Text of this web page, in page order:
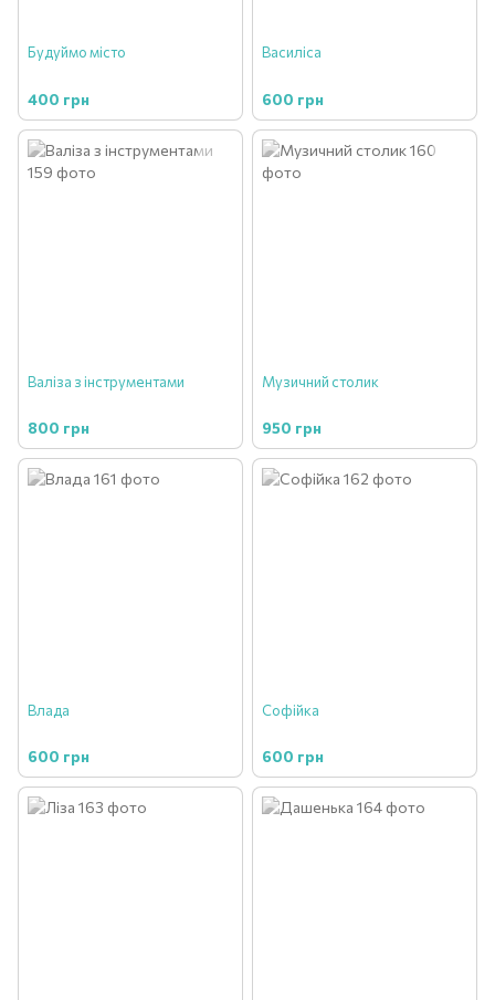
Будуймо місто
400 грн
Василіса
600 грн
Валіза з інструментами
800 грн
Музичний столик
950 грн
Влада
600 грн
Софійка
600 грн